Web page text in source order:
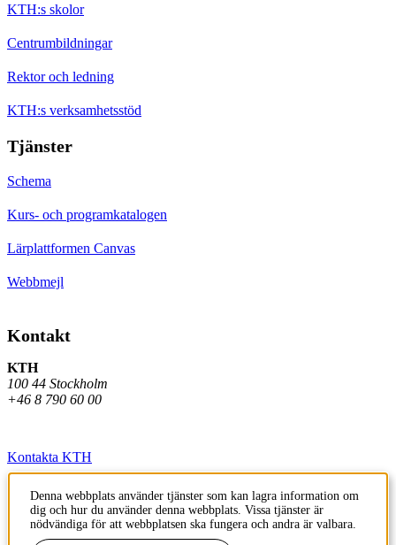
KTH:s skolor
Centrumbildningar
Rektor och ledning
KTH:s verksamhetsstöd
Tjänster
Schema
Kurs- och programkatalogen
Lärplattformen Canvas
Webbmejl
Kontakt
KTH
100 44 Stockholm
+46 8 790 60 00
Kontakta KTH
Jobba på KTH
Press och media
Denna webbplats använder tjänster som kan lagra information om
dig och hur du använder denna webbplats. Vissa tjänster är
nödvändiga för att webbplatsen ska fungera och andra är valbara.